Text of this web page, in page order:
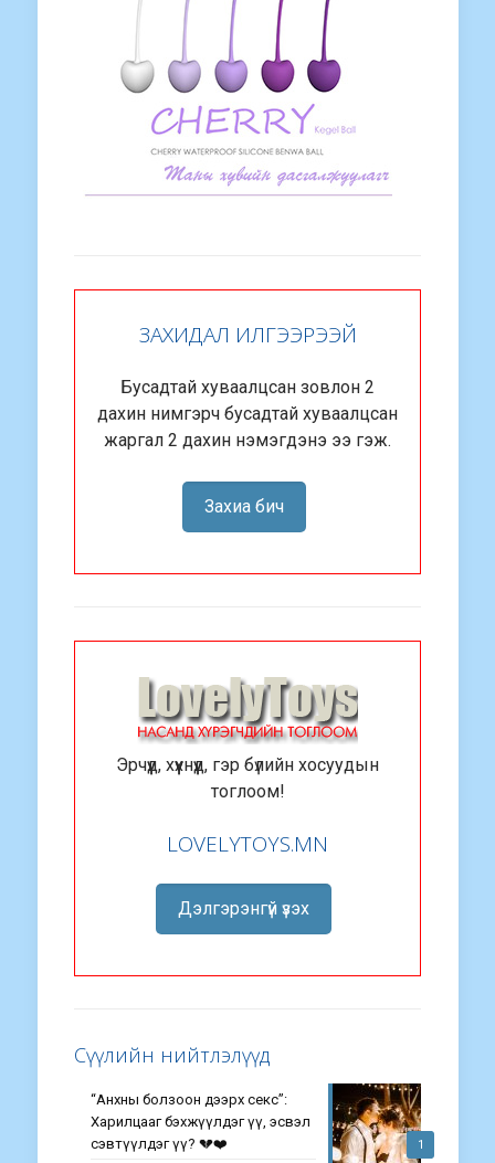
ЗАХИДАЛ ИЛГЭЭРЭЭЙ
Бусадтай хуваалцсан зовлон 2
дахин нимгэрч бусадтай хуваалцсан
жаргал 2 дахин нэмэгдэнэ ээ гэж.
Захиа бич
Эрчүүд, хүүхнүүд, гэр бүлийн хосуудын
тоглоом!
LOVELYTOYS.MN
Дэлгэрэнгүй үзэх
Сүүлийн нийтлэлүүд
1
“Анхны болзоон дээрх секс”:
Харилцааг бэхжүүлдэг үү, эсвэл
сэвтүүлдэг үү? 💔❤️